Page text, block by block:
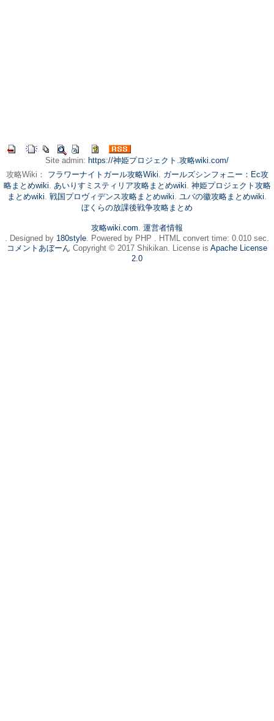
Site admin: https://神姫プロジェクト.攻略wiki.com/
攻略Wiki： フラワーナイトガール攻略Wiki. ガールズシンフォニー：Ec攻
略まとめwiki. あいりすミスティリア攻略まとめwiki. 神姫プロジェクト攻略
まとめwiki. 戦国プロヴィデンス攻略まとめwiki. ユバの徽攻略まとめwiki.
ぼくらの放課後戦争攻略まとめ
攻略wiki.com. 運営者情報
. Designed by 180style. Powered by PHP . HTML convert time: 0.010 sec.
コメントあぼーん Copyright © 2017 Shikikan. License is Apache License
2.0